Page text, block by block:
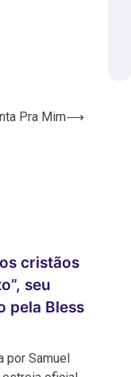
Pra Mim⟶
cristãos
seu
pela Bless
por Samuel